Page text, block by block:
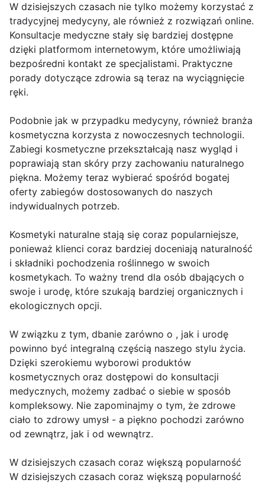
W dzisiejszych czasach nie tylko możemy korzystać z
tradycyjnej medycyny, ale również z rozwiązań online.
Konsultacje medyczne stały się bardziej dostępne
dzięki platformom internetowym, które umożliwiają
bezpośredni kontakt ze specjalistami. Praktyczne
porady dotyczące zdrowia są teraz na wyciągnięcie
ręki.
Podobnie jak w przypadku medycyny, również branża
kosmetyczna korzysta z nowoczesnych technologii.
Zabiegi kosmetyczne przekształcają nasz wygląd i
poprawiają stan skóry przy zachowaniu naturalnego
piękna. Możemy teraz wybierać spośród bogatej
oferty zabiegów dostosowanych do naszych
indywidualnych potrzeb.
Kosmetyki naturalne stają się coraz popularniejsze,
ponieważ klienci coraz bardziej doceniają naturalność
i składniki pochodzenia roślinnego w swoich
kosmetykach. To ważny trend dla osób dbających o
swoje i urodę, które szukają bardziej organicznych i
ekologicznych opcji.
W związku z tym, dbanie zarówno o , jak i urodę
powinno być integralną częścią naszego stylu życia.
Dzięki szerokiemu wyborowi produktów
kosmetycznych oraz dostępowi do konsultacji
medycznych, możemy zadbać o siebie w sposób
kompleksowy. Nie zapominajmy o tym, że zdrowe
ciało to zdrowy umysł - a piękno pochodzi zarówno
od zewnątrz, jak i od wewnątrz.
W dzisiejszych czasach coraz większą popularność
W dzisiejszych czasach coraz większą popularność